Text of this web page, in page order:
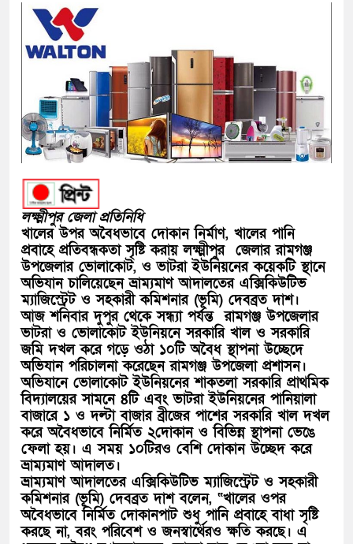
লক্ষ্মীপুর জেলা প্রতিনিধি
খালের উপর অবৈধভাবে দোকান নির্মাণ, খালের পানি
প্রবাহে প্রতিবন্ধকতা সৃষ্টি করায় লক্ষ্মীপুর জেলার রামগঞ্জ
উপজেলার ভোলাকোট, ও ভাটরা ইউনিয়নের কয়েকটি স্থানে
অভিযান চালিয়েছেন ভ্রাম্যমাণ আদালতের এক্সিকিউটিভ
ম্যাজিস্ট্রেট ও সহকারী কমিশনার (ভূমি) দেবব্রত দাশ।
আজ শনিবার দুপুর থেকে সন্ধ্যা পর্যন্ত রামগঞ্জ উপজেলার
ভাটরা ও ভোলাকোট ইউনিয়নে সরকারি খাল ও সরকারি
জমি দখল করে গড়ে ওঠা ১০টি অবৈধ স্থাপনা উচ্ছেদে
অভিযান পরিচালনা করেছেন রামগঞ্জ উপজেলা প্রশাসন।
অভিযানে ভোলাকোট ইউনিয়নের শাকতলা সরকারি প্রাথমিক
বিদ্যালয়ের সামনে ৪টি এবং ভাটরা ইউনিয়নের পানিয়ালা
বাজারে ১ ও দল্টা বাজার ব্রীজের পাশের সরকারি খাল দখল
করে অবৈধভাবে নির্মিত ২দোকান ও বিভিন্ন স্থাপনা ভেঙে
ফেলা হয়। এ সময় ১০টিরও বেশি দোকান উচ্ছেদ করে
ভ্রাম্যমাণ আদালত।
ভ্রাম্যমাণ আদালতের এক্সিকিউটিভ ম্যাজিস্ট্রেট ও সহকারী
কমিশনার (ভূমি) দেবব্রত দাশ বলেন, “খালের ওপর
অবৈধভাবে নির্মিত দোকানপাট শুধু পানি প্রবাহে বাধা সৃষ্টি
করছে না, বরং পরিবেশ ও জনস্বার্থেরও ক্ষতি করছে। এ